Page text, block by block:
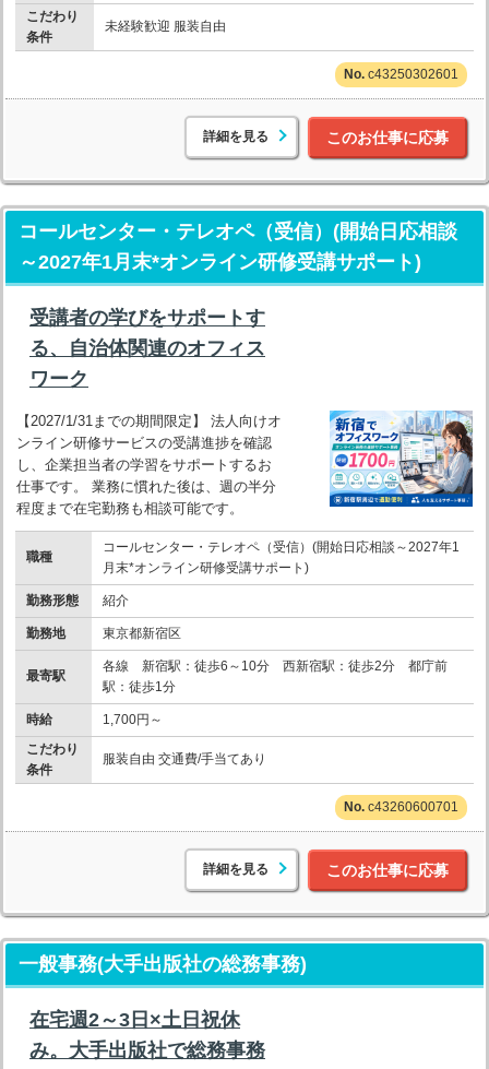
こだわり
条件
未経験歓迎 服装自由
c43250302601
詳細を見る このお仕事に応募
コールセンター・テレオペ（受信）(開始日応相談
～2027年1月末*オンライン研修受講サポート)
受講者の学びをサポートす
る、自治体関連のオフィス
ワーク
【2027/1/31までの期間限定】 法人向けオ
ンライン研修サービスの受講進捗を確認
し、企業担当者の学習をサポートするお
仕事です。 業務に慣れた後は、週の半分
程度まで在宅勤務も相談可能です。
職種
コールセンター・テレオペ（受信）(開始日応相談～2027年1
月末*オンライン研修受講サポート)
勤務形態 紹介
勤務地 東京都新宿区
最寄駅
各線 新宿駅：徒歩6～10分 西新宿駅：徒歩2分 都庁前
駅：徒歩1分
時給
1,700円～
こだわり
条件
服装自由 交通費/手当てあり
c43260600701
詳細を見る このお仕事に応募
一般事務(大手出版社の総務事務)
在宅週2～3日×土日祝休
み。大手出版社で総務事務